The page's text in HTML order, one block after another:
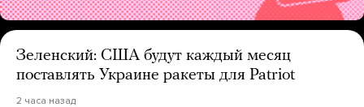
Зеленский: США будут каждый месяц
поставлять Украине ракеты для Patriot
2 часа назад